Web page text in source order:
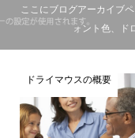
ここにブログアーカイブ
ォント色、ド
ドライマウスの概要